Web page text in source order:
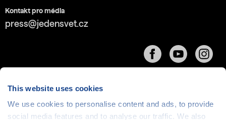
This website uses cookies
We use cookies to personalise content and ads, to provide
social media features and to analyse our traffic. We also
Kontakt pro média
press@jedensvet.cz
Cookies| © 1999-2026 Člověk v tísni o.p.s., web běží